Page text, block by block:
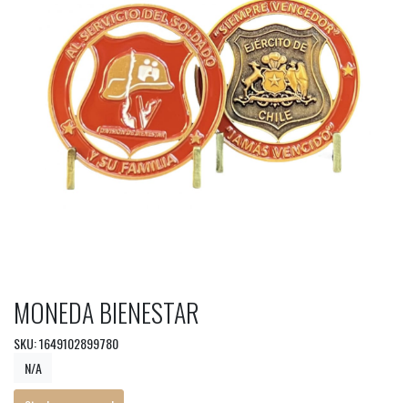
MONEDA BIENESTAR
SKU: 1649102899780
N/A